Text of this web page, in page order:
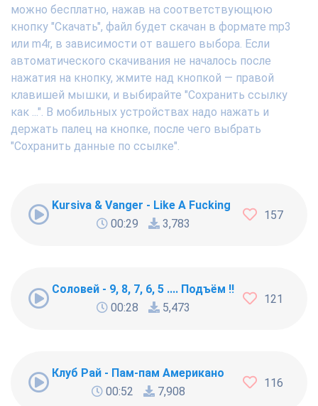
можно бесплатно, нажав на соответствующюю
кнопку "Скачать", файл будет скачан в формате mp3
или m4r, в зависимости от вашего выбора. Если
автоматического скачивания не началось после
нажатия на кнопку, жмите над кнопкой — правой
клавишей мышки, и выбирайте "Сохранить ссылку
как ...". В мобильных устройствах надо нажать и
держать палец на кнопке, после чего выбрать
"Сохранить данные по ссылке".
Kursiva & Vanger - Like A Fucking Newbie
00:29
3,783
157
Соловей - 9, 8, 7, 6, 5 .... Подъём !!!
00:28
5,473
121
Клуб Рай - Пам-пам Американо
00:52
7,908
116